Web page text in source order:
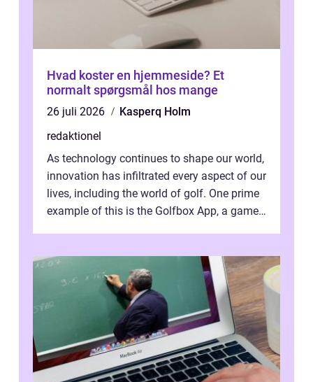
Hvad koster en hjemmeside? Et
normalt spørgsmål hos mange
26 juli 2026
Kasperq Holm
redaktionel
As technology continues to shape our world,
innovation has infiltrated every aspect of our
lives, including the world of golf. One prime
example of this is the Golfbox App, a game-